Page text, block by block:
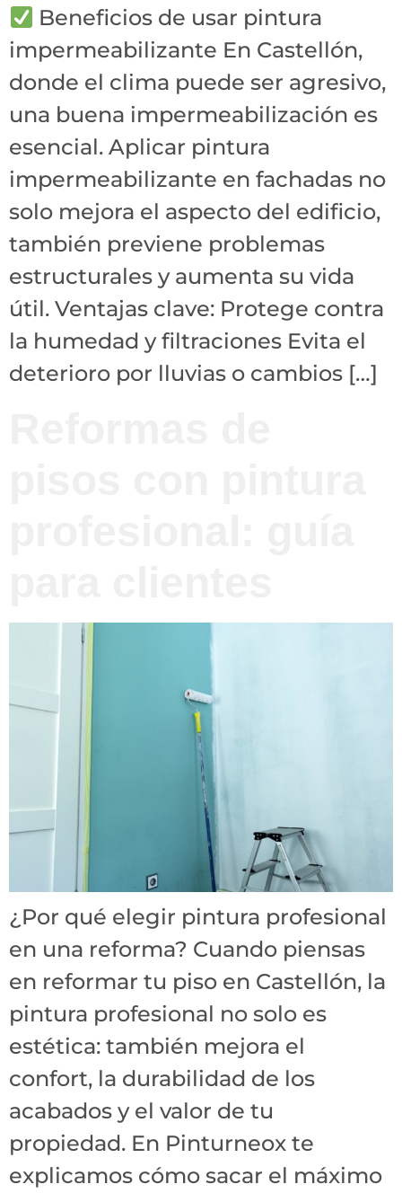
Beneficios de usar pintura
impermeabilizante En Castellón,
donde el clima puede ser agresivo,
una buena impermeabilización es
esencial. Aplicar pintura
impermeabilizante en fachadas no
solo mejora el aspecto del edificio,
también previene problemas
estructurales y aumenta su vida
útil. Ventajas clave: Protege contra
la humedad y filtraciones Evita el
deterioro por lluvias o cambios […]
¿Por qué elegir pintura profesional
en una reforma? Cuando piensas
en reformar tu piso en Castellón, la
pintura profesional no solo es
estética: también mejora el
confort, la durabilidad de los
acabados y el valor de tu
propiedad. En Pinturneox te
explicamos cómo sacar el máximo